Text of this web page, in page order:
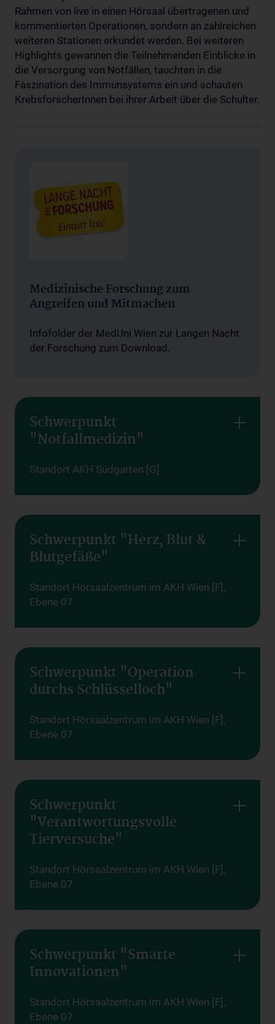
Rahmen von live in einen Hörsaal übertragenen und
kommentierten Operationen, sondern an zahlreichen
weiteren Stationen erkundet werden. Bei weiteren
Highlights gewannen die Teilnehmenden Einblicke in
die Versorgung von Notfällen, tauchten in die
Faszination des Immunsystems ein und schauten
KrebsforscherInnen bei ihrer Arbeit über die Schulter.
Medizinische Forschung zum
Angreifen und Mitmachen
Infofolder der MedUni Wien zur Langen Nacht
der Forschung zum Download.
Schwerpunkt
"Notfallmedizin"
Standort AKH Südgarten [G]
Schwerpunkt "Herz, Blut &
Blutgefäße"
Standort Hörsaalzentrum im AKH Wien [F],
Ebene 07
Schwerpunkt "Operation
durchs Schlüsselloch"
Standort Hörsaalzentrum im AKH Wien [F],
Ebene 07
Schwerpunkt
"Verantwortungsvolle
Tierversuche"
Standort Hörsaalzentrum im AKH Wien [F],
Ebene 07
Schwerpunkt "Smarte
Innovationen"
Standort Hörsaalzentrum im AKH Wien [F],
Ebene 07